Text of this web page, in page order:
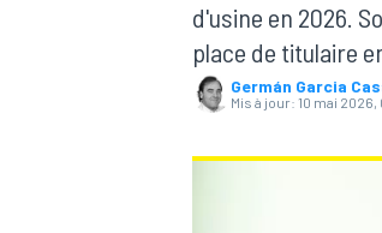
d'usine en 2026.
place de titulaire
Germán Garcia
Mis à jour: 10 mai 2026,